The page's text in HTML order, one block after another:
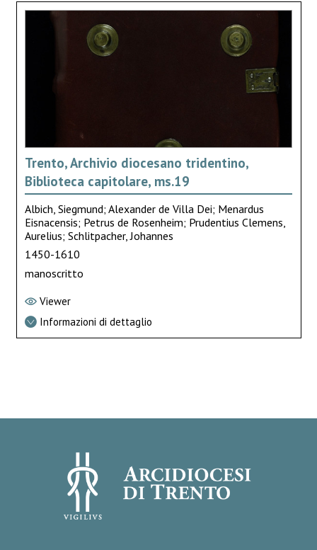
Trento, Archivio diocesano tridentino,
Biblioteca capitolare, ms.19
Albich, Siegmund; Alexander de Villa Dei; Menardus
Eisnacensis; Petrus de Rosenheim; Prudentius Clemens,
Aurelius; Schlitpacher, Johannes
1450-1610
manoscritto
Viewer
Informazioni di dettaglio